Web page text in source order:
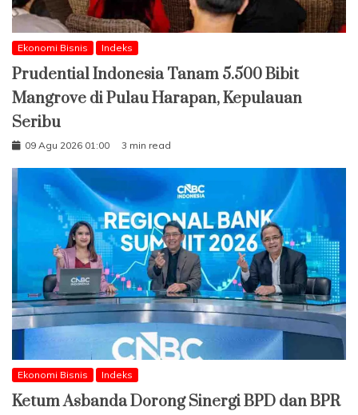
Ekonomi Bisnis Indeks
Prudential Indonesia Tanam 5.500 Bibit
Mangrove di Pulau Harapan, Kepulauan
Seribu
09 Agu 2026 01:00 3 min read
Ekonomi Bisnis Indeks
Ketum Asbanda Dorong Sinergi BPD dan BPR